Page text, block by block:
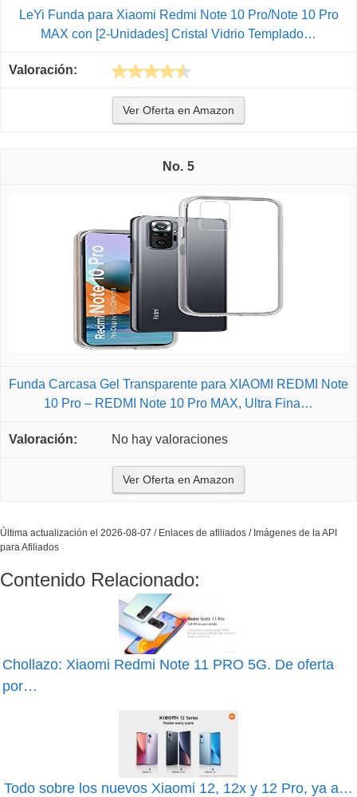
LeYi Funda para Xiaomi Redmi Note 10 Pro/Note 10 Pro
MAX con [2-Unidades] Cristal Vidrio Templado…
Ver Oferta en Amazon
5
Funda Carcasa Gel Transparente para XIAOMI REDMI Note
10 Pro – REDMI Note 10 Pro MAX, Ultra Fina…
No hay valoraciones
Ver Oferta en Amazon
Última actualización el 2026-08-07 / Enlaces de afiliados / Imágenes de la API
para Afiliados
Contenido Relacionado:
Chollazo: Xiaomi Redmi Note 11 PRO 5G. De oferta
por…
Todo sobre los nuevos Xiaomi 12, 12x y 12 Pro, ya a…